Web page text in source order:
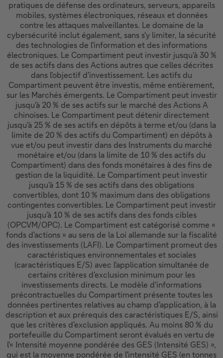
pratiques de défense des ordinateurs, serveurs, appareils
mobiles, systèmes électroniques, réseaux et données
contre les attaques malveillantes. Le domaine de la
cybersécurité inclut également, sans s'y limiter, la sécurité
des technologies de l'information et des informations
électroniques. Le Compartiment peut investir jusqu'à 30 %
de ses actifs dans des Actions autres que celles décrites
dans l'objectif d'investissement. Les actifs du
Compartiment peuvent être investis, même entièrement,
sur les Marchés émergents. Le Compartiment peut investir
jusqu'à 20 % de ses actifs sur le marché des Actions A
chinoises. Le Compartiment peut détenir directement
jusqu'à 25 % de ses actifs en dépôts à terme et/ou (dans la
limite de 20 % des actifs du Compartiment) en dépôts à
vue et/ou peut investir dans des Instruments du marché
monétaire et/ou (dans la limite de 10 % des actifs du
Compartiment) dans des fonds monétaires à des fins de
gestion de la liquidité. Le Compartiment peut investir
jusqu'à 15 % de ses actifs dans des obligations
convertibles, dont 10 % maximum dans des obligations
contingentes convertibles. Le Compartiment peut investir
jusqu'à 10 % de ses actifs dans des fonds cibles
(OPCVM/OPC). Le Compartiment est catégorisé comme «
fonds d'actions » au sens de la Loi allemande sur la fiscalité
des investissements (LAFI). Le Compartiment promeut des
caractéristiques environnementales et sociales
(caractéristiques E/S) avec l'application simultanée de
certains critères d'exclusion minimum pour les
investissements directs. Le modèle d'informations
précontractuelles du Compartiment présente toutes les
données pertinentes relatives au champ d'application, à la
description et aux prérequis des caractéristiques E/S, ainsi
que les critères d'exclusion appliqués. Au moins 80 % du
portefeuille du Compartiment seront évalués en vertu de
l'« Intensité moyenne pondérée des GES (Intensité GES) »,
qui est la moyenne pondérée de l'intensité GES (en tonnes